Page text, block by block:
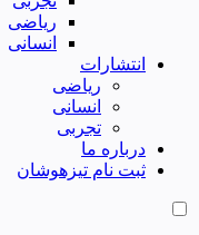
ریاضی
انسانی
انتشارات
ریاضی
انسانی
تجربی
درباره ما
ثبت نام تیزهوشان